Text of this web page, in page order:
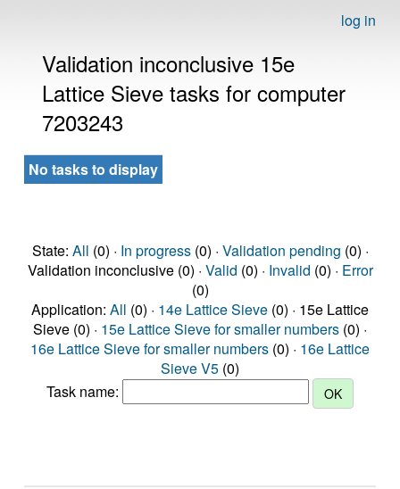
log in
Validation inconclusive 15e
Lattice Sieve tasks for computer
7203243
No tasks to display
State: All (0) · In progress(0) · Validation pending (0) ·
Validation inconclusive (0) · Valid (0) · Invalid (0) · Error
(0)
Application: All (0) · 14e Lattice Sieve (0) · 15e Lattice
Sieve (0) · 15e Lattice Sieve for smaller numbers (0) ·
16e Lattice Sieve for smaller numbers (0) · 16e Lattice
Sieve V5 (0)
Task name: